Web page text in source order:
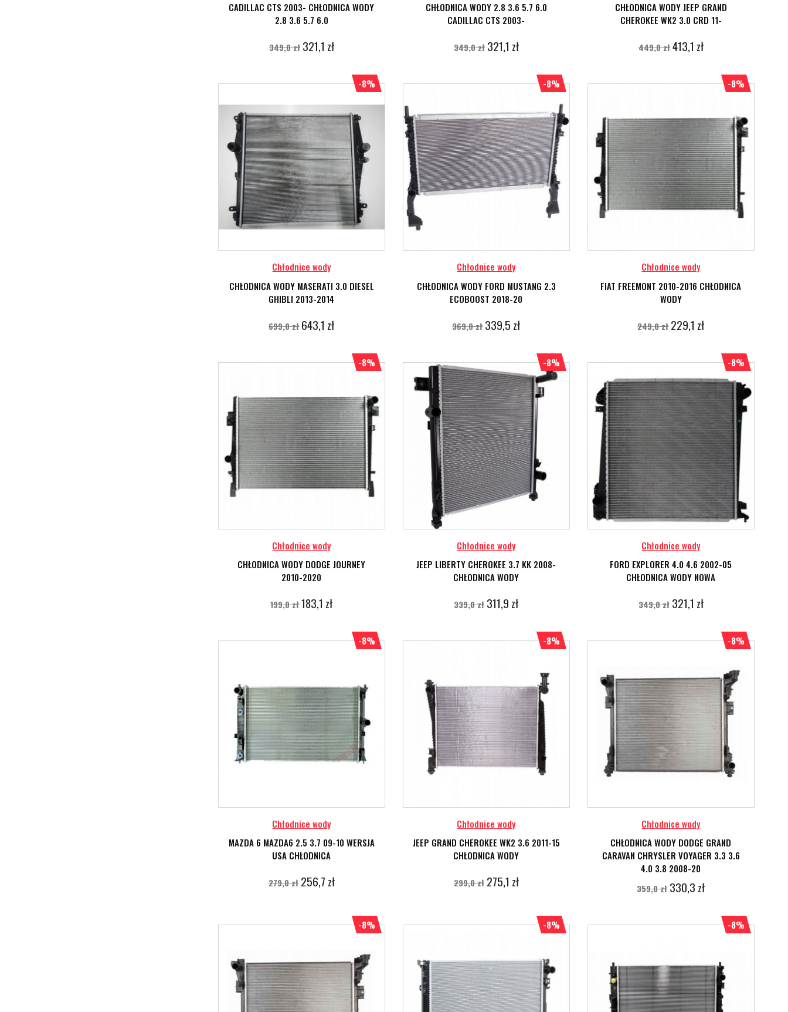
CADILLAC CTS 2003- CHŁODNICA WODY
2.8 3.6 5.7 6.0
349,0 zł 321,1 zł
CHŁODNICA WODY 2.8 3.6 5.7 6.0
CADILLAC CTS 2003-
349,0 zł 321,1 zł
CHŁODNICA WODY JEEP GRAND
CHEROKEE WK2 3.0 CRD 11-
449,0 zł413,1 zł
Chłodnice wody
CHŁODNICA WODY MASERATI 3.0 DIESEL
GHIBLI 2013-2014
699,0 zł 643,1 zł
-8%
Chłodnice wody
CHŁODNICA WODY FORD MUSTANG 2.3
ECOBOOST 2018-20
369,0 zł 339,5 zł
-8%
Chłodnice wody
FIAT FREEMONT 2010-2016 CHŁODNICA
WODY
249,0 zł 229,1 zł
-8%
Chłodnice wody
CHŁODNICA WODY DODGE JOURNEY
2010-2020
199,0 zł183,1 zł
-8%
Chłodnice wody
JEEP LIBERTY CHEROKEE 3.7 KK 2008-
CHŁODNICA WODY
339,0 zł 311,9 zł
-8%
Chłodnice wody
FORD EXPLORER 4.0 4.6 2002-05
CHŁODNICA WODY NOWA
349,0 zł 321,1 zł
-8%
Chłodnice wody
MAZDA 6 MAZDA6 2.5 3.7 09-10 WERSJA
USA CHŁODNICA
279,0 zł 256,7 zł
-8%
Chłodnice wody
JEEP GRAND CHEROKEE WK2 3.6 2011-15
CHŁODNICA WODY
299,0 zł 275,1 zł
-8%
Chłodnice wody
CHŁODNICA WODY DODGE GRAND
CARAVAN CHRYSLER VOYAGER 3.3 3.6
4.0 3.8 2008-20
359,0 zł 330,3 zł
-8%
-8% -8% -8%